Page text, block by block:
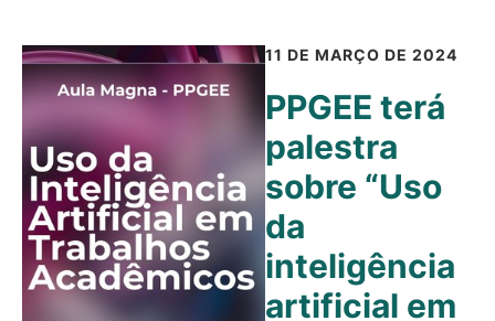
11 DE MARÇO DE 2024
PPGEE terá
palestra
sobre “Uso
da
inteligência
artificial em